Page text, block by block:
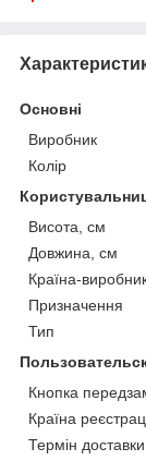
Основні
Виробник
Колір
Висота, см
Довжина, см
Країна-
Призначення
Тип
Кнопка
Країна
Термін доставки